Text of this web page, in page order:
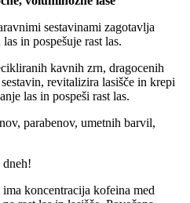
sestavinami zagotavlja
in pospešuje rast las.
kavnih zrn, dragocenih
revitalizira lasišče in krepi
las in pospeši rast las.
parabenov, umetnih barvil,
dneh!
koncentracija kofeina med